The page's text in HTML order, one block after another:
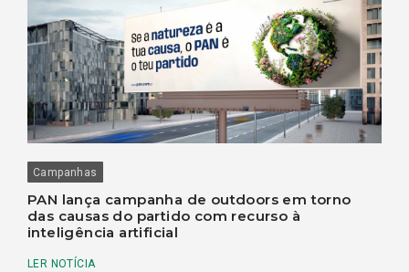
Campanhas
PAN lança campanha de outdoors em torno
das causas do partido com recurso à
inteligência artificial
LER NOTÍCIA